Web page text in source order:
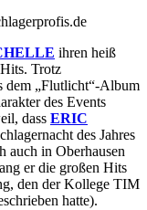
ihren heiß
Trotz
dem „Flutlicht“-Album
des Events
dass ERIC
des Jahres
auch in Oberhausen
er die großen Hits
den der Kollege TIM
hatte).